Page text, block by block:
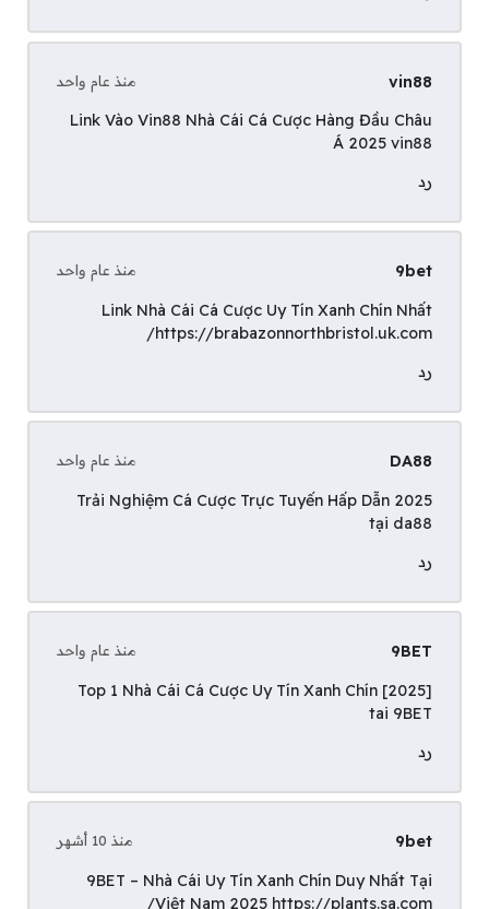
vin88 منذ عام واحد
Link Vào Vin88 Nhà Cái Cá Cược Hàng Đầu Châu
Á 2025 vin88
رد
9bet منذ عام واحد
Link Nhà Cái Cá Cược Uy Tín Xanh Chín Nhất
https://brabazonnorthbristol.uk.com/
رد
DA88 منذ عام واحد
Trải Nghiệm Cá Cược Trực Tuyến Hấp Dẫn 2025
tại da88
رد
9BET منذ عام واحد
Top 1 Nhà Cái Cá Cược Uy Tín Xanh Chín [2025]
tai 9BET
رد
9bet منذ 10 أشهر
9BET – Nhà Cái Uy Tín Xanh Chín Duy Nhất Tại
Việt Nam 2025 https://plants.sa.com/